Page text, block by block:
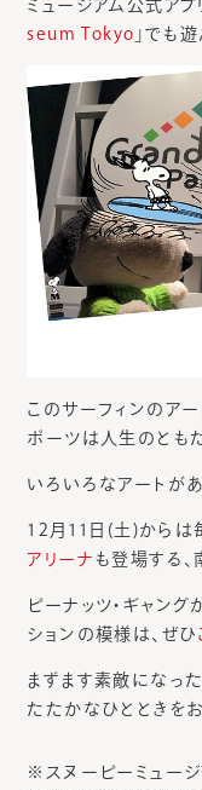
ミュージアム公式アプリ
seum Tokyo 」でも
このサーフィンのア
ポーツは人生のともだ
いろいろなアートが
12月11日(土)からは
アリーナ も登場する、
ピーナッツ・ギャン
ションの模様は、ぜひ
まずます素敵になっ
たたかなひとときを
※スヌーピーミュー